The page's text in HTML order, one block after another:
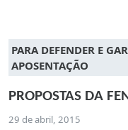
PARA DEFENDER E
APOSENTAÇÃO
PROPOSTAS DA
29 de abril, 2015